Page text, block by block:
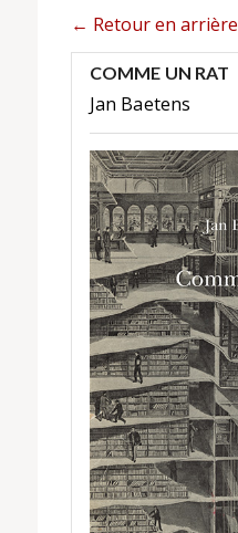
← Retour en arrière
COMME UN RAT
Jan Baetens